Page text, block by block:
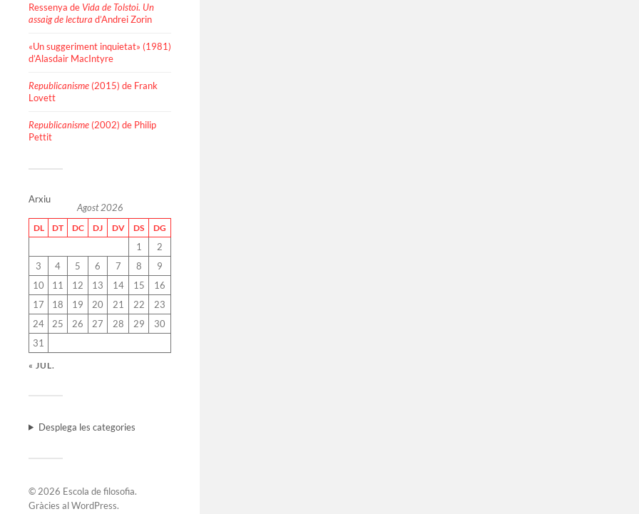
Ressenya de Vida de Tolstoi. Un
assaig de lectura d’Andrei Zorin
«Un suggeriment inquietat» (1981)
d’Alasdair MacIntyre
Republicanisme (2015) de Frank
Lovett
Republicanisme (2002) de Philip
Pettit
Arxiu
Agost 2026
DL DT DC DJ DV DS DG
1
2
3
4 5 6 7 8
9
10
11 12 13 14 15
16
17
18 19 20 21 22
23
24
25 26 27 28 29
30
31
« JUL.
Desplega les categories
© 2026 Escola de filosofia.
Gràcies alWordPress.